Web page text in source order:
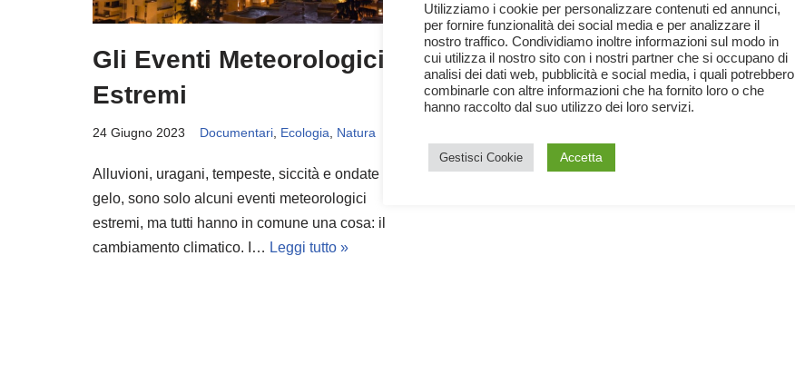
Gli Eventi Meteorologici
Estremi
24 Giugno 2023 Documentari Ecologia Natura
Alluvioni, uragani, tempeste, siccità e ondate di
gelo, sono solo alcuni eventi meteorologici
estremi, ma tutti hanno in comune una cosa: il
cambiamento climatico. I… Leggi tutto »
Utilizziamo i cookie per personalizzare contenuti ed annunci,
per fornire funzionalità dei social media e per analizzare il
nostro traffico. Condividiamo inoltre informazioni sul modo in
cui utilizza il nostro sito con i nostri partner che si occupano di
analisi dei dati web, pubblicità e social media, i quali potrebbero
combinarle con altre informazioni che ha fornito loro o che
hanno raccolto dal suo utilizzo dei loro servizi.
Gestisci Cookie Accetta